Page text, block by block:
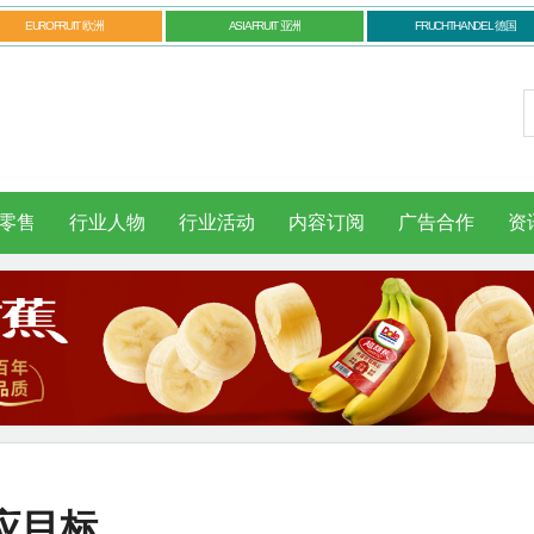
EUROFRUIT 欧洲 ASIAFRUIT 亚洲 FRUCHTHANDEL 德国
售 行业人物 行业活动 内容订阅 广告合作 资